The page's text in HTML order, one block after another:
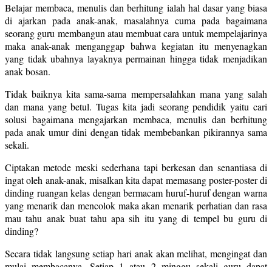
Belajar membaca, menulis dan berhitung ialah hal dasar yang biasa
di ajarkan pada anak-anak, masalahnya cuma pada bagaimana
seorang guru membangun atau membuat cara untuk mempelajarinya
maka anak-anak menganggap bahwa kegiatan itu menyenagkan
yang tidak ubahnya layaknya permainan hingga tidak menjadikan
anak bosan.
Tidak baiknya kita sama-sama mempersalahkan mana yang salah
dan mana yang betul. Tugas kita jadi seorang pendidik yaitu cari
solusi bagaimana mengajarkan membaca, menulis dan berhitung
pada anak umur dini dengan tidak membebankan pikirannya sama
sekali.
Ciptakan metode meski sederhana tapi berkesan dan senantiasa di
ingat oleh anak-anak, misalkan kita dapat memasang poster-poster di
dinding ruangan kelas dengan bermacam huruf-huruf dengan warna
yang menarik dan mencolok maka akan menarik perhatian dan rasa
mau tahu anak buat tahu apa sih itu yang di tempel bu guru di
dinding?
Secara tidak langsung setiap hari anak akan melihat, mengingat dan